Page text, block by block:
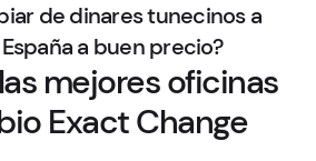
de dinares tunecinos a
a buen precio?
mejores oficinas
Exact Change